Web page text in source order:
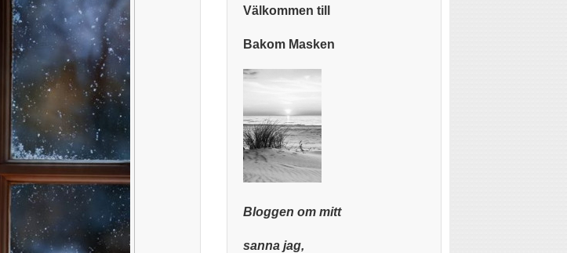
Välkommen till
Bakom Masken
Bloggen om mitt
sanna jag,